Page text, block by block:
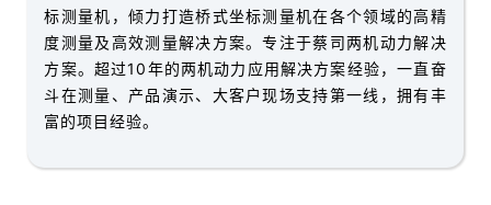
标测量机，倾力打造桥式坐标测量机在各个领域的高精
度测量及高效测量解决方案。专注于蔡司两机动力解决
方案。超过10年的两机动力应用解决方案经验，一直奋
斗在测量、产品演示、大客户现场支持第一线，拥有丰
富的项目经验。